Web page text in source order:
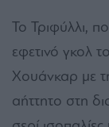
Το Τριφύλλι,
εφετινό γκολ
Χουάνκαρ με
αήττητο στη